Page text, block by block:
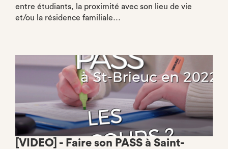
entre étudiants, la proximité avec son lieu de vie
et/ou la résidence familiale…
[VIDEO] - Faire son PASS à Saint-